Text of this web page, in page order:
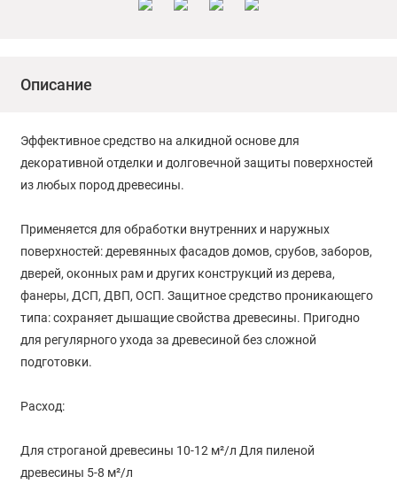
Описание
Эффективное средство на алкидной основе для
декоративной отделки и долговечной защиты поверхностей
из любых пород древесины.
Применяется для обработки внутренних и наружных
поверхностей: деревянных фасадов домов, срубов, заборов,
дверей, оконных рам и других конструкций из дерева,
фанеры, ДСП, ДВП, ОСП. Защитное средство проникающего
типа: сохраняет дышащие свойства древесины. Пригодно
для регулярного ухода за древесиной без сложной
подготовки.
Расход:
Для строганой древесины 10-12 м²/л Для пиленой
древесины 5-8 м²/л